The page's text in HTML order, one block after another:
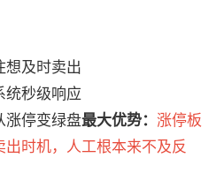
想及时卖出
统秒级响应
涨停变绿盘最大优势： 涨停板
时机，人工根本来不及反